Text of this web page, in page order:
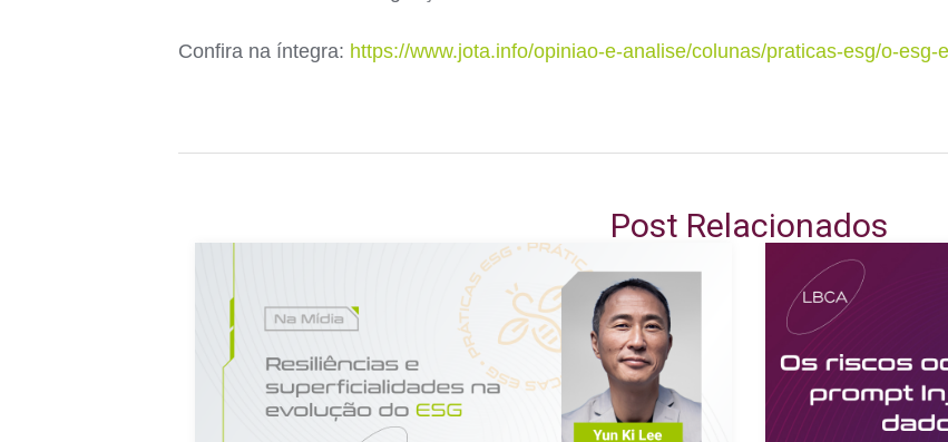
Confira na íntegra: https://www.jota.info/opiniao-e-analise/colunas/praticas-esg/o-esg-
Post Relacionados